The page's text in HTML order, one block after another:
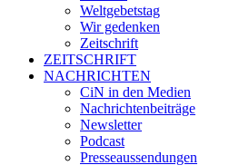
Weltgebetstag
Wir gedenken
Zeitschrift
ZEITSCHRIFT
NACHRICHTEN
CiN in den Medien
Nachrichtenbeiträge
Newsletter
Podcast
Presseaussendungen